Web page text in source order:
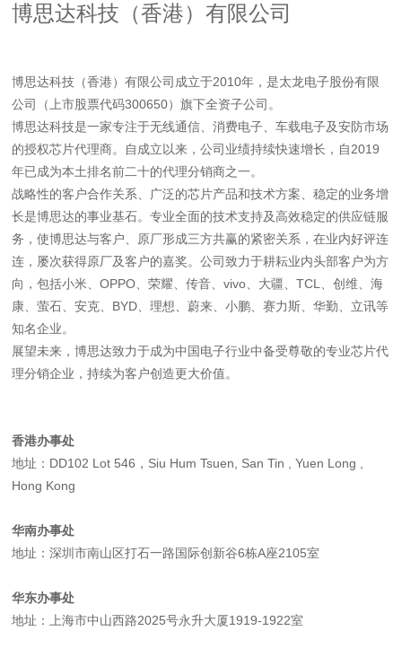
博思达科技（香港）有限公司
博思达科技（香港）有限公司成立于2010年，是太龙电子股份有限
公司（上市股票代码300650）旗下全资子公司。
博思达科技是一家专注于无线通信、消费电子、车载电子及安防市场
的授权芯片代理商。自成立以来，公司业绩持续快速增长，自2019
年已成为本土排名前二十的代理分销商之一。
战略性的客户合作关系、广泛的芯片产品和技术方案、稳定的业务增
长是博思达的事业基石。专业全面的技术支持及高效稳定的供应链服
务，使博思达与客户、原厂形成三方共赢的紧密关系，在业内好评连
连，屡次获得原厂及客户的嘉奖。公司致力于耕耘业内头部客户为方
向，包括小米、OPPO、荣耀、传音、vivo、大疆、TCL、创维、海
康、萤石、安克、BYD、理想、蔚来、小鹏、赛力斯、华勤、立讯等
知名企业。
展望未来，博思达致力于成为中国电子行业中备受尊敬的专业芯片代
理分销企业，持续为客户创造更大价值。
香港办事处
地址：DD102 Lot 546，Siu Hum Tsuen, San Tin , Yuen Long ,
Hong Kong
华南办事处
地址：深圳市南山区打石一路国际创新谷6栋A座2105室
华东办事处
地址：上海市中山西路2025号永升大厦1919-1922室